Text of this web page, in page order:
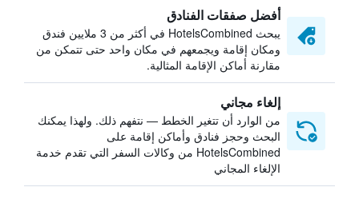
أفضل صفقات الفنادق
يبحث HotelsCombined في أكثر من 3 ملايين فندق
ومكان إقامة ويجمعهم في مكان واحد حتى تتمكن من
مقارنة أماكن الإقامة المثالية.
إلغاء مجاني
من الوارد أن تتغير الخطط — نتفهم ذلك. ولهذا يمكنك
البحث وحجز فنادق وأماكن إقامة على
HotelsCombined من وكالات السفر التي تقدم خدمة
الإلغاء المجاني